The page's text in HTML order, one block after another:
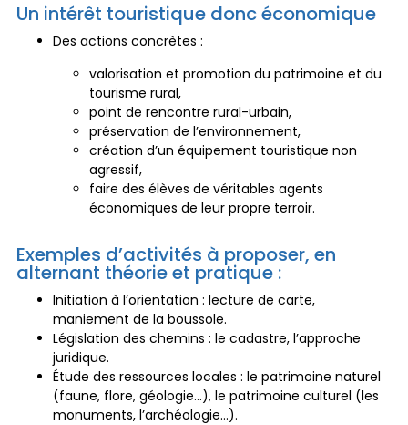
Un intérêt touristique donc économique
Des actions concrètes :
valorisation et promotion du patrimoine et du
tourisme rural,
point de rencontre rural-urbain,
préservation de l’environnement,
création d’un équipement touristique non
agressif,
faire des élèves de véritables agents
économiques de leur propre terroir.
Exemples d’activités à proposer, en
alternant théorie et pratique :
Initiation à l’orientation : lecture de carte,
maniement de la boussole.
Législation des chemins : le cadastre, l’approche
juridique.
Étude des ressources locales : le patrimoine naturel
(faune, flore, géologie…), le patrimoine culturel (les
monuments, l’archéologie…).